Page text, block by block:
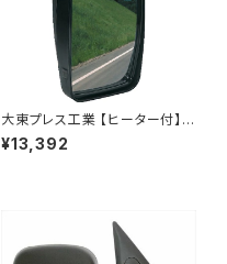
大東プレス工業 【ヒーター付】ハ
イウェイミラー ヒーター付 100
¥13,392